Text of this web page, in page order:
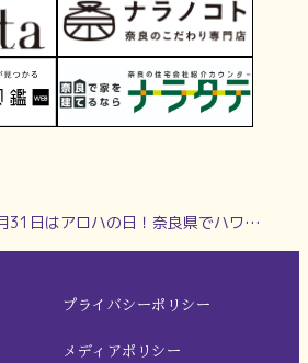
はアロハの日！奈良県でハワイを感じよう！【奈良県的今日は何の日？】
プライバシーポリシー
メディアポリシー